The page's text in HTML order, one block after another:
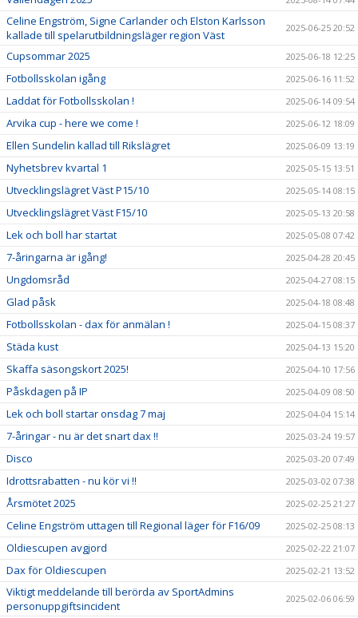
Celine Engström, Signe Carlander och Elston Karlsson
kallade till spelarutbildningsläger region Väst
2025-06-25 20:52
Cupsommar 2025 2025-06-18 12:25
Fotbollsskolan igång 2025-06-16 11:52
Laddat för Fotbollsskolan ! 2025-06-14 09:54
Arvika cup - here we come ! 2025-06-12 18:09
Ellen Sundelin kallad till Rikslägret 2025-06-09 13:19
Nyhetsbrev kvartal 1 2025-05-15 13:51
Utvecklingslägret Väst P15/10 2025-05-14 08:15
Utvecklingslägret Väst F15/10 2025-05-13 20:58
Lek och boll har startat 2025-05-08 07:42
7-åringarna är igång! 2025-04-28 20:45
Ungdomsråd 2025-04-27 08:15
Glad påsk 2025-04-18 08:48
Fotbollsskolan - dax för anmälan ! 2025-04-15 08:37
Städa kust 2025-04-13 15:20
Skaffa säsongskort 2025! 2025-04-10 17:56
Påskdagen på IP 2025-04-09 08:50
Lek och boll startar onsdag 7 maj 2025-04-04 15:14
7-åringar - nu är det snart dax !! 2025-03-24 19:57
Disco 2025-03-20 07:49
Idrottsrabatten - nu kör vi !! 2025-03-02 07:38
Årsmötet 2025 2025-02-25 21:27
Celine Engström uttagen till Regional läger för F16/09 2025-02-25 08:13
Oldiescupen avgjord 2025-02-22 21:07
Dax för Oldiescupen 2025-02-21 13:52
Viktigt meddelande till berörda av SportAdmins
personuppgiftsincident
2025-02-06 06:59